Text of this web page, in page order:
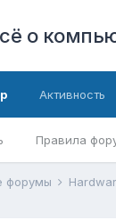
о
Правила
Активность
форумы